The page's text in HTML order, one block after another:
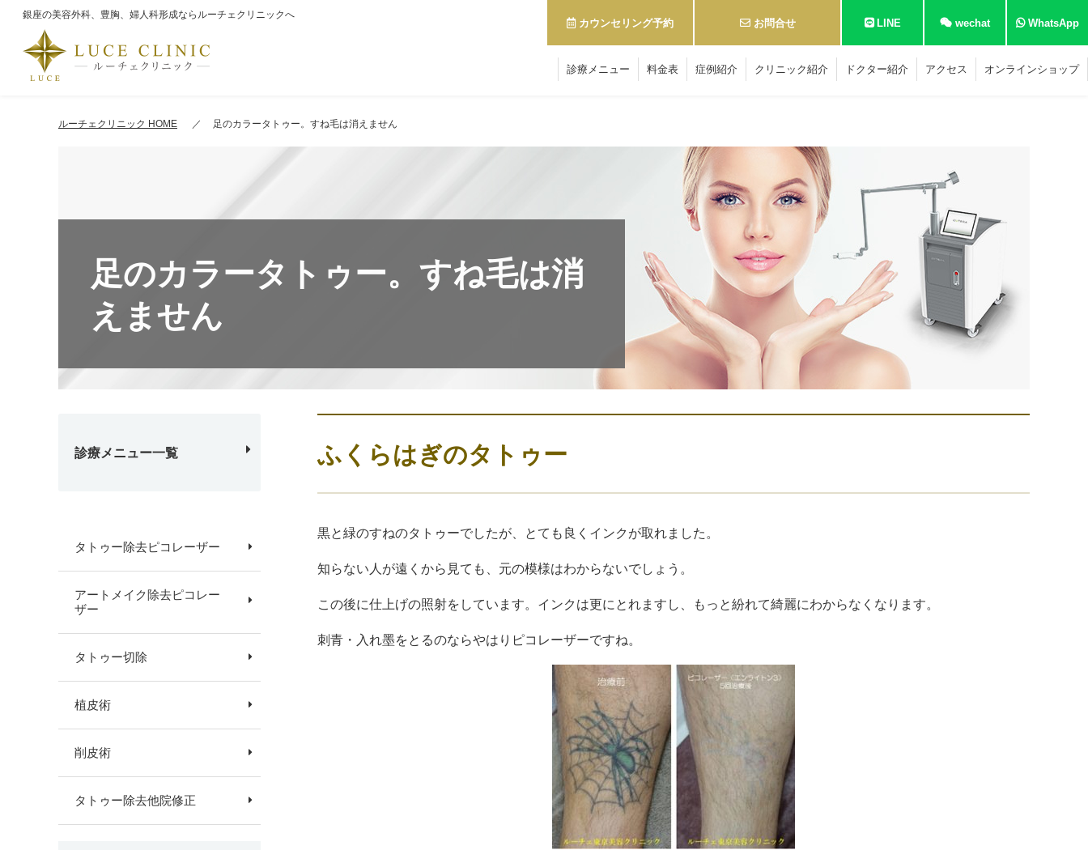
銀座の美容外科、豊胸、婦人科形成ならルーチェクリニックへ
カウンセリング予約 お問合せ LINE wechat WhatsApp
診療メニュー 料金表 症例紹介 クリニック紹介 ドクター紹介 アクセス オンラインショップ
ルーチェクリニック HOME 足のカラータトゥー。すね毛は消えません
足のカラータトゥー。すね毛は消
えません
ふくらはぎのタトゥー
黒と緑のすねのタトゥーでしたが、とても良くインクが取れました。
知らない人が遠くから見ても、元の模様はわからないでしょう。
この後に仕上げの照射をしています。インクは更にとれますし、もっと紛れて綺麗にわからなくなります。
刺青・入れ墨をとるのならやはりピコレーザーですね。
診療メニュー一覧
タトゥー除去ピコレーザー
アートメイク除去ピコレー
ザー
タトゥー切除
植皮術
削皮術
タトゥー除去他院修正